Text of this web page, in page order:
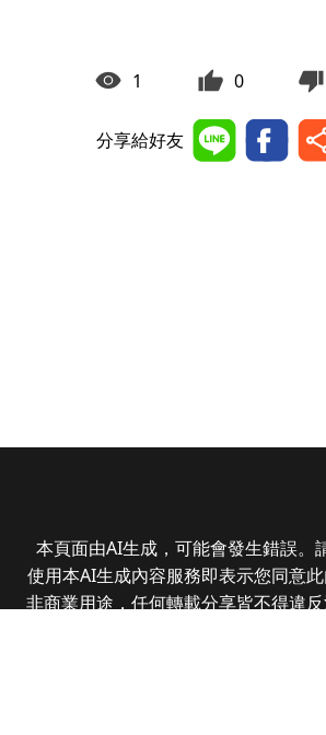
1 0
分享給好友
本頁面由AI生成，可能會發生錯誤。
使用本AI生成內容服務即表示您同意
非商業用途，任何轉載分享皆不得違